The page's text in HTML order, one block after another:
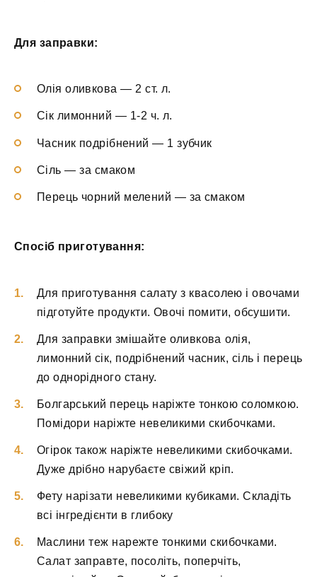
Для заправки:
Олія оливкова — 2 ст. л.
Сік лимонний — 1-2 ч. л.
Часник подрібнений — 1 зубчик
Сіль — за смаком
Перець чорний мелений — за смаком
Спосіб приготування:
Для приготування салату з квасолею і овочами
підготуйте продукти. Овочі помити, обсушити.
Для заправки змішайте оливкова олія,
лимонний сік, подрібнений часник, сіль і перець
до однорідного стану.
Болгарський перець наріжте тонкою соломкою.
Помідори наріжте невеликими скибочками.
Огірок також наріжте невеликими скибочками.
Дуже дрібно нарубаєте свіжий кріп.
Фету нарізати невеликими кубиками. Складіть
всі інгредієнти в глибоку
Маслини теж нарежте тонкими скибочками.
Салат заправте, посоліть, поперчіть,